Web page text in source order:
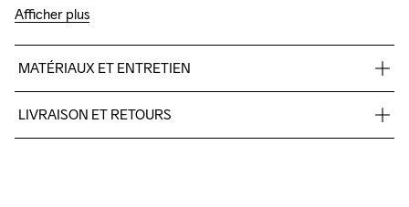
Afficher plus
MATÉRIAUX ET ENTRETIEN
88% Polyester Recycled
LIVRAISON ET RETOURS